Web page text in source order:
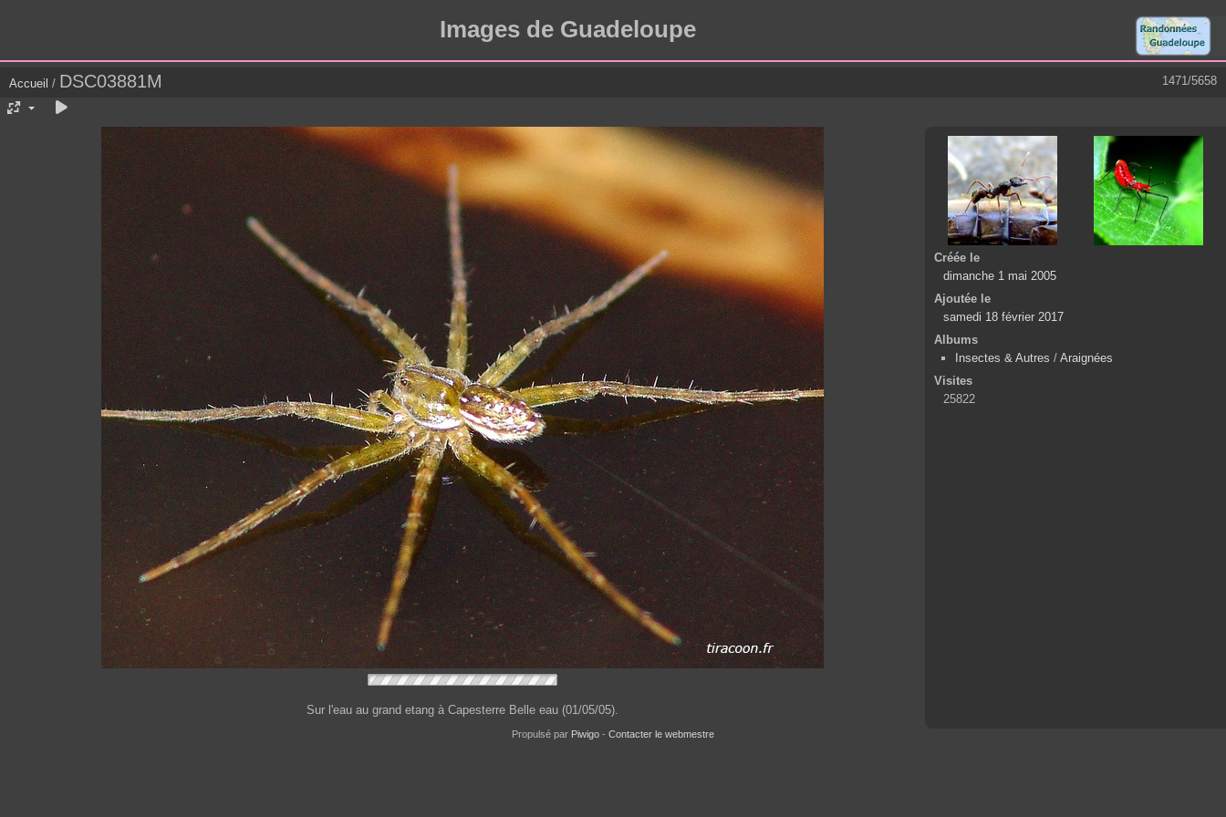
Images de Guadeloupe
1471/5658
Accueil / DSC03881M
Sur l'eau au grand etang à Capesterre Belle eau (01/05/05).
Créée le
dimanche 1 mai 2005
Ajoutée le
samedi 18 février 2017
Albums
Insectes & Autres / Araignées
Visites
25822
Propulsé par Piwigo - Contacter le webmestre